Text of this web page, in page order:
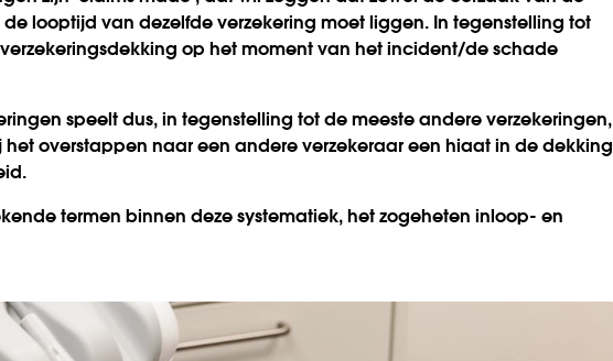
looptijd van dezelfde verzekering moet liggen. In tegenstelling tot
op het moment van het incident/de schade
speelt dus, in tegenstelling tot de meeste andere verzekeringen,
het overstappen naar een andere verzekeraar een hiaat in de dekking
termen binnen deze systematiek, het zogeheten inloop- en